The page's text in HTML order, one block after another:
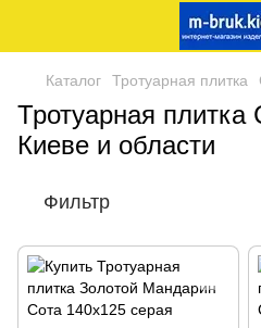
Каталог Тротуарная плитка
Тротуарная плитка
Киеве и области
Фильтр